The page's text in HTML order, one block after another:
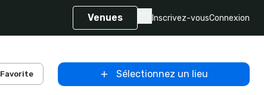
Venues Inscrivez-vousConnexion
Favorite Sélectionnez un lieu